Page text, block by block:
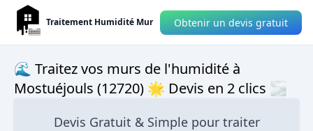
Traitement Humidité Mur Obtenir un devis gratuit
🌊 Traitez vos murs de l'humidité à
Mostuéjouls (12720) 🌟 Devis en 2 clics 🌫
Devis Gratuit & Simple pour traiter